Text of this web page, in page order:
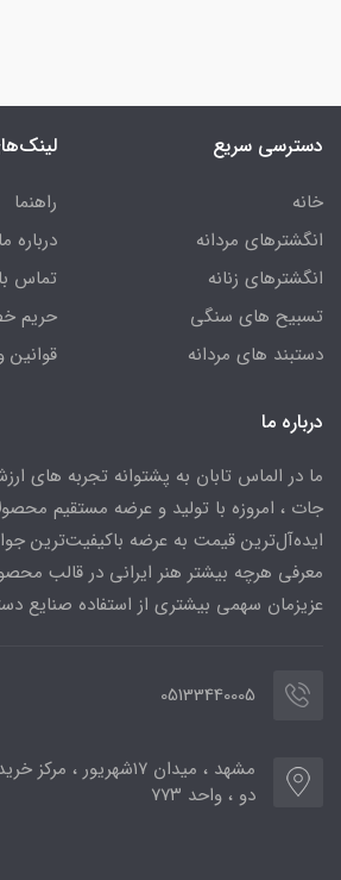
دسترسی سریع
خانه
انگشترهای مردانه
انگشترهای زنانه
تسبیح های سنگی
دستبند های مردانه
راهنما
درباره ما
تماس
حریم
قوانین
درباره ما
ما در الماس تابان به پشتوانه تجربه های
جات ، امروزه با تولید و عرضه مستقیم
ایده‌آل‌ترین قیمت به عرضه باکیفیت‌ترین
معرفی هرچه بیشتر هنر ایرانی در قالب
عزیزمان سهمی بیشتری از استفاده صنایع
05133440005
دو ، واحد ۷۷۳